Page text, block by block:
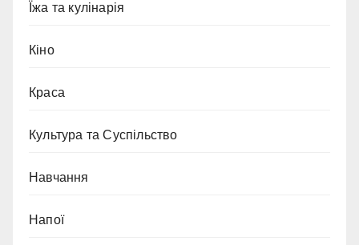
Їжа та кулінарія
Кіно
Краса
Культура та Суспільство
Навчання
Напої